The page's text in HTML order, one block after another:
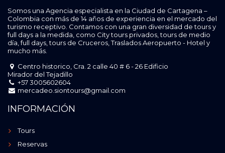
Somos una Agencia especialista en la Ciudad de Cartagena –
Colombia con más de 14 años de experiencia en el mercado del
turismo receptivo. Contamos con una gran diversidad de tours y
full days a la medida, como City tours privados, tours de medio
día, full days, tours de Cruceros, Traslados Aeropuerto - Hotel y
mucho más.
Centro historico, Cra. 2 calle 40 # 6 - 26 Edificio
Mirador del Tejadillo
+57 3005602604
mercadeo.siontours@gmail.com
INFORMACIÓN
Tours
Reservas